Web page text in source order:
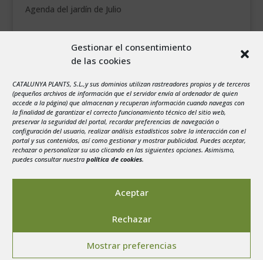
Gestionar el consentimiento
de las cookies
CATALUNYA PLANTS, S.L.,y sus dominios utilizan rastreadores propios y de terceros
(pequeños archivos de información que el servidor envía al ordenador de quien
accede a la página) que almacenan y recuperan información cuando navegas con
la finalidad de garantizar el correcto funcionamiento técnico del sitio web,
preservar la seguridad del portal, recordar preferencias de navegación o
configuración del usuario, realizar análisis estadísticos sobre la interacción con el
portal y sus contenidos, así como gestionar y mostrar publicidad. Puedes aceptar,
rechazar o personalizar su uso clicando en las siguientes opciones. Asimismo,
puedes consultar nuestra política de cookies.
Aceptar
Rechazar
Mostrar preferencias
Agenda del jardín de Julio
X J V S
3
4 5 6 7 8
9
10
11 12 13 14 15
16
17
18 19 20 21 22
23
24
25 26 27 28 29
30
31
Política de privacidad